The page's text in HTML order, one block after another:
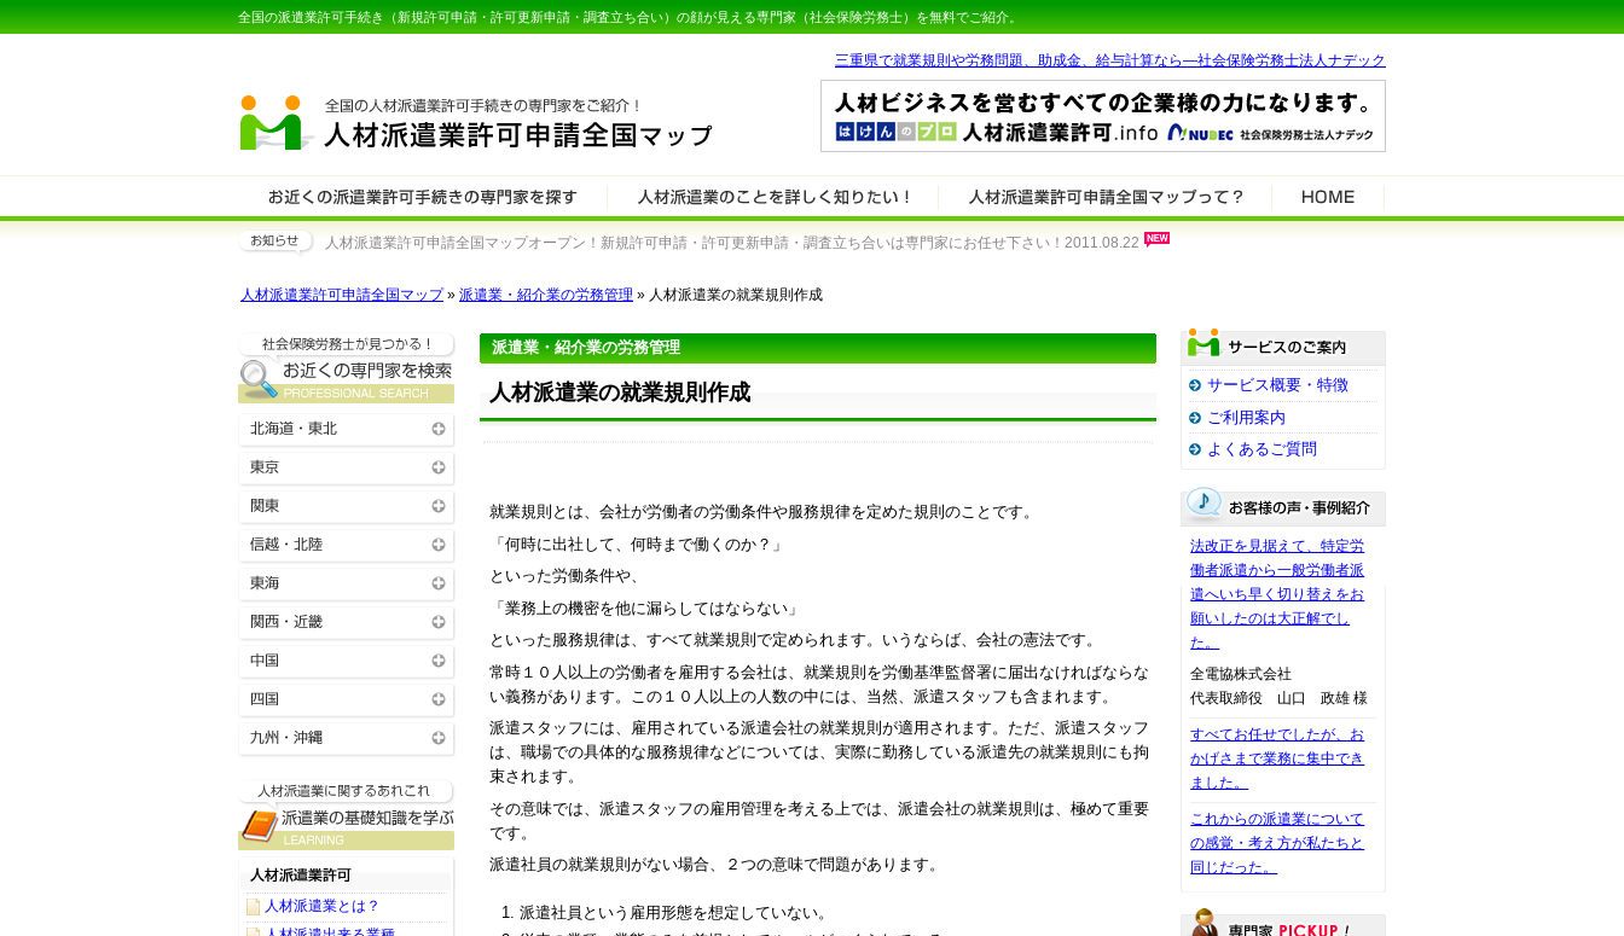
全国の派遣業許可手続き（新規許可申請・許可更新申請・調査立ち合い）の顔が見える専門家（社会保険労務士）を無料でご紹介。
人材派遣業許可申請全国マップ» 派遣業・紹介業の労務管理 » 人材派遣業の就業規則作成
派遣業・紹介業の労務管理
人材派遣業の就業規則作成
就業規則とは、会社が労働者の労働条件や服務規律を定めた規則のことです。
「何時に出社して、何時まで働くのか？」
といった労働条件や、
「業務上の機密を他に漏らしてはならない」
といった服務規律は、すべて就業規則で定められます。いうならば、会社の憲法です。
常時１０人以上の労働者を雇用する会社は、就業規則を労働基準監督署に届出なければならな
い義務があります。この１０人以上の人数の中には、当然、派遣スタッフも含まれます。
派遣スタッフには、雇用されている派遣会社の就業規則が適用されます。ただ、派遣スタッフ
は、職場での具体的な服務規律などについては、実際に勤務している派遣先の就業規則にも拘
束されます。
その意味では、派遣スタッフの雇用管理を考える上では、派遣会社の就業規則は、極めて重要
です。
派遣社員の就業規則がない場合、２つの意味で問題があります。
派遣社員という雇用形態を想定していない。
人材派遣業とは？
サービス概要・特徴
ご利用案内
よくあるご質問
法改正を見据えて、特定労
働者派遣から一般労働者派
遣へいち早く切り替えをお
願いしたのは大正解でし
た。
全電協株式会社
代表取締役 山口 政雄 様
すべてお任せでしたが、お
かげさまで業務に集中でき
ました。
これからの派遣業について
の感覚・考え方が私たちと
同じだった。
三重県で就業規則や労務問題、助成金、給与計算なら―社会保険労務士法人ナデック
人材派遣業許可申請全国マップオープン！新規許可申請・許可更新申請・調査立ち合いは専門家にお任せ下さい！2011.08.22